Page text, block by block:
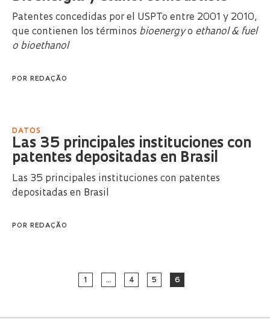
Patentes concedidas por el USPTo entre 2001 y 2010,
que contienen los términos bioenergyo ethanol & fuel
o bioethanol
POR REDAÇÃO
DATOS
Las 35 principales instituciones con
patentes depositadas en Brasil
Las 35 principales instituciones con patentes
depositadas en Brasil
POR REDAÇÃO
1 … 4 5 6